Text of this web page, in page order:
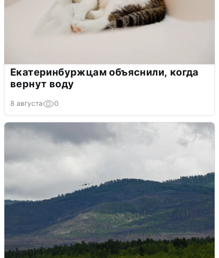
Екатеринбуржцам объяснили, когда
вернут воду
8 августа 0